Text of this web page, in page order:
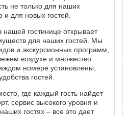
не только для наших
и для новых гостей.
гостинице открывает
для наших гостей. Мы
и экскурсионных программ,
воздухе и множество
номере установлены,
гостей.
где каждый гость найдет
сервис высокого уровня и
гостях – все это дает